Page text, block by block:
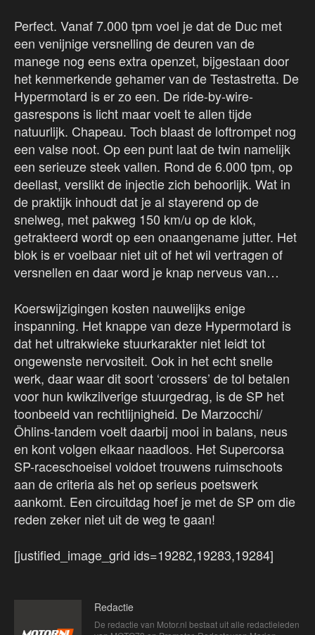
Perfect. Vanaf 7.000 tpm voel je dat de Duc met
een venijnige versnelling de deuren van de
manege nog eens extra openzet, bijgestaan door
het kenmerkende gehamer van de Testastretta. De
Hypermotard is er zo een. De ride-by-wire-
gasrespons is licht maar voelt te allen tijde
natuurlijk. Chapeau. Toch blaast de loftrompet nog
een valse noot. Op een punt laat de twin namelijk
een serieuze steek vallen. Rond de 6.000 tpm, op
deellast, verslikt de injectie zich behoorlijk. Wat in
de praktijk inhoudt dat je al stayerend op de
snelweg, met pakweg 150 km/u op de klok,
getrakteerd wordt op een onaangename jutter. Het
blok is er voelbaar niet uit of het wil vertragen of
versnellen en daar word je knap nerveus van…
Koerswijzigingen kosten nauwelijks enige
inspanning. Het knappe van deze Hypermotard is
dat het ultrakwieke stuurkarakter niet leidt tot
ongewenste nervositeit. Ook in het echt snelle
werk, daar waar dit soort ‘crossers’ de tol betalen
voor hun kwikzilverige stuurgedrag, is de SP het
toonbeeld van rechtlijnigheid. De Marzocchi/
Öhlins-tandem voelt daarbij mooi in balans, neus
en kont volgen elkaar naadloos. Het Supercorsa
SP-raceschoeisel voldoet trouwens ruimschoots
aan de criteria als het op serieus poetswerk
aankomt. Een circuitdag hoef je met de SP om die
reden zeker niet uit de weg te gaan!
[justified_image_grid ids=19282,19283,19284]
Redactie
De redactie van Motor.nl bestaat uit alle redactieleden